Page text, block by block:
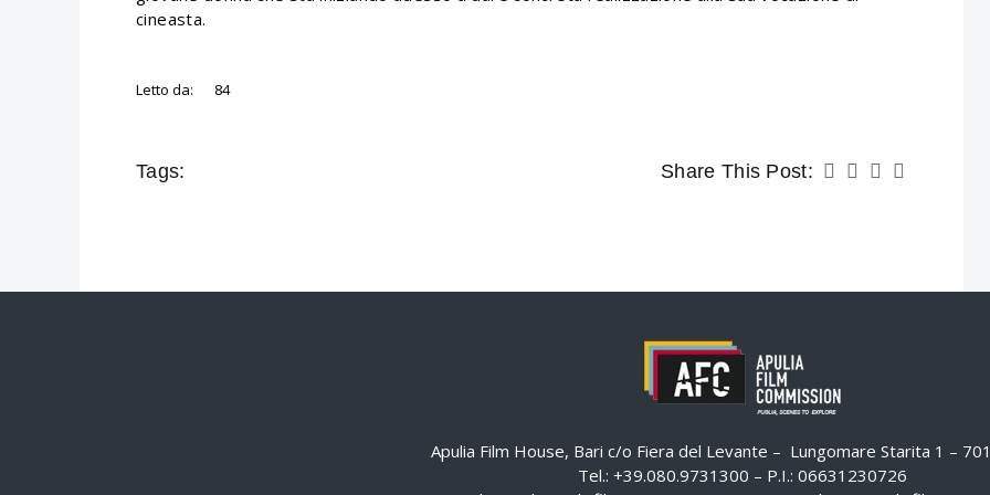
cineasta.
Letto da: 84
Tags: Share This Post:
Apulia Film House, Bari c/o Fiera del Levante – Lungomare Starita 1 –
Tel.: +39.080.9731300 – P.I.: 06631230726